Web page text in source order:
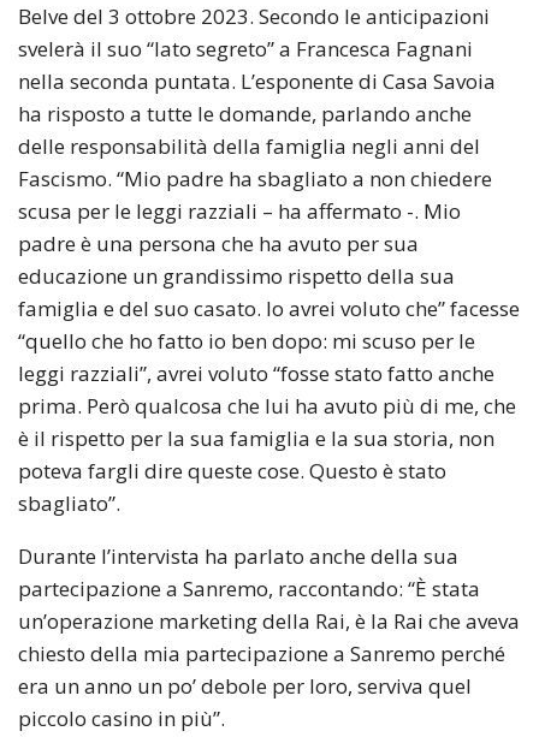
Belve del 3 ottobre 2023. Secondo le anticipazioni
svelerà il suo “lato segreto” a Francesca Fagnani
nella seconda puntata. L’esponente di Casa Savoia
ha risposto a tutte le domande, parlando anche
delle responsabilità della famiglia negli anni del
Fascismo. “Mio padre ha sbagliato a non chiedere
scusa per le leggi razziali – ha affermato -. Mio
padre è una persona che ha avuto per sua
educazione un grandissimo rispetto della sua
famiglia e del suo casato. Io avrei voluto che” facesse
“quello che ho fatto io ben dopo: mi scuso per le
leggi razziali”, avrei voluto “fosse stato fatto anche
prima. Però qualcosa che lui ha avuto più di me, che
è il rispetto per la sua famiglia e la sua storia, non
poteva fargli dire queste cose. Questo è stato
sbagliato”.
Durante l’intervista ha parlato anche della sua
partecipazione a Sanremo, raccontando: “È stata
un’operazione marketing della Rai, è la Rai che aveva
chiesto della mia partecipazione a Sanremo perché
era un anno un po’ debole per loro, serviva quel
piccolo casino in più”.